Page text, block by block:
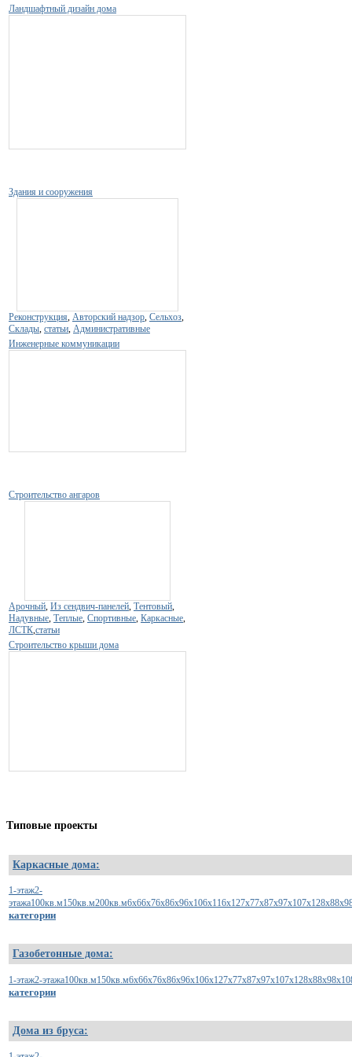
Ландшафтный дизайн дома
Здания и сооружения
Реконструкция Авторский надзор Сельхоз
Склады статьи Административные
Инженерные коммуникации
Строительство ангаров
Арочный Из сендвич-панелей Тентовый
Надувные Теплые Спортивные Каркасные
ЛСТК статьи
Строительство крыши дома
Типовые проекты
Каркасные дома:
1-этаж2-
этажа100кв.м150кв.м200кв.м6х66х76х86х96х106х116х127х77х87х97х107х128х88х9
категории
Газобетонные дома:
1-этаж2-этажа100кв.м150кв.м6x66x76x86x96x106x127x77x87x97x107x128x88x98x10
категории
Дома из бруса: